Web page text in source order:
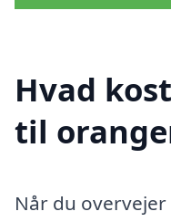
Hvad
til
Når du